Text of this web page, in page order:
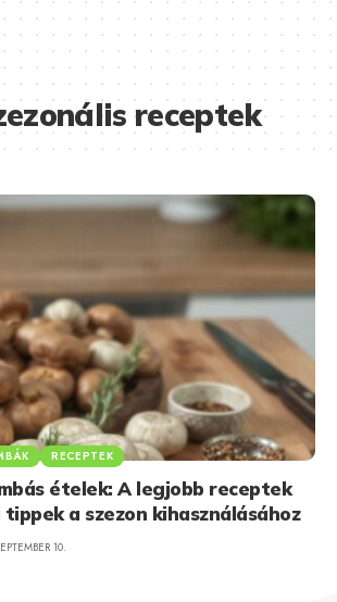
receptek
RECEPTEK
ételek: A legjobb receptek
a szezon kihasználásához
10.